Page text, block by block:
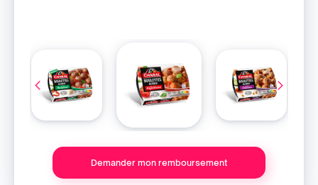
Demander mon remboursement